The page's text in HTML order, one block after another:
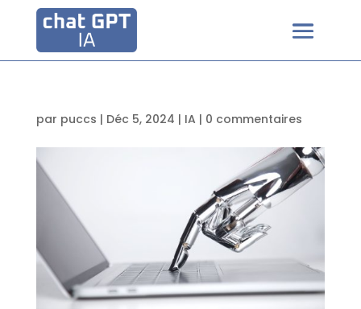
par puccs | Déc 5, 2024 | IA | 0 commentaires